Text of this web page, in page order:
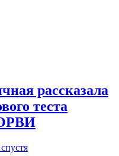
рассказала
теста
ОРВИ